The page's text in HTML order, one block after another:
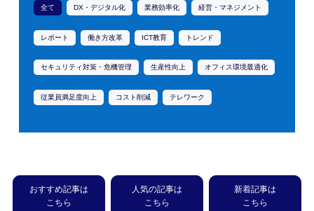
全て DX・デジタル化 業務効率化 経営・マネジメント
レポート 働き方改革 ICT教育 トレンド
セキュリティ対策・危機管理 生産性向上 オフィス環境最適化
従業員満足度向上 コスト削減 テレワーク
#業務支援 #自治体 #自然災害 #衛星通信・衛星電話 #事例
おすすめ記事は
こちら
人気の記事は
こちら
新着記事は
こちら